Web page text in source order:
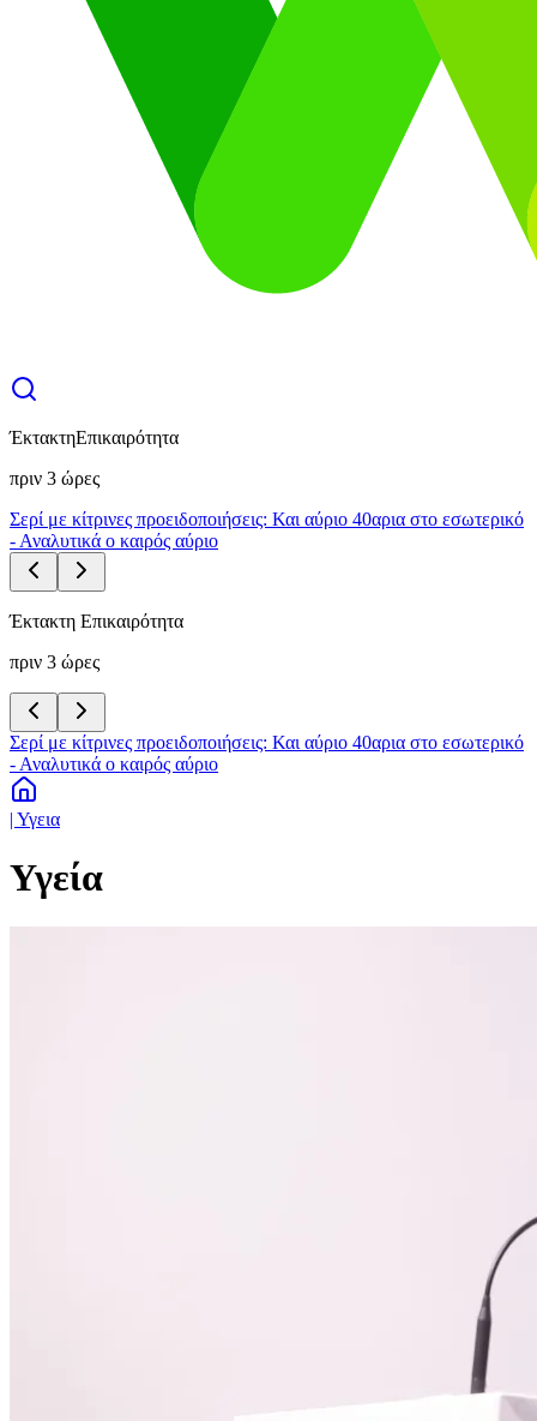
ΈκτακτηΕπικαιρότητα
πριν 3 ώρες
Σερί με κίτρινες προειδοποιήσεις: Και αύριο 40αρια στο εσωτερικό
- Αναλυτικά ο καιρός αύριο
Έκτακτη Επικαιρότητα
πριν 3 ώρες
Σερί με κίτρινες προειδοποιήσεις: Και αύριο 40αρια στο εσωτερικό
- Αναλυτικά ο καιρός αύριο
| Υγεια
Υγεία